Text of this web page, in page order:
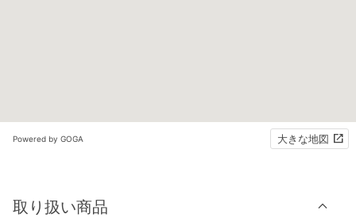
Powered by GOGA 大きな地図
取り扱い商品